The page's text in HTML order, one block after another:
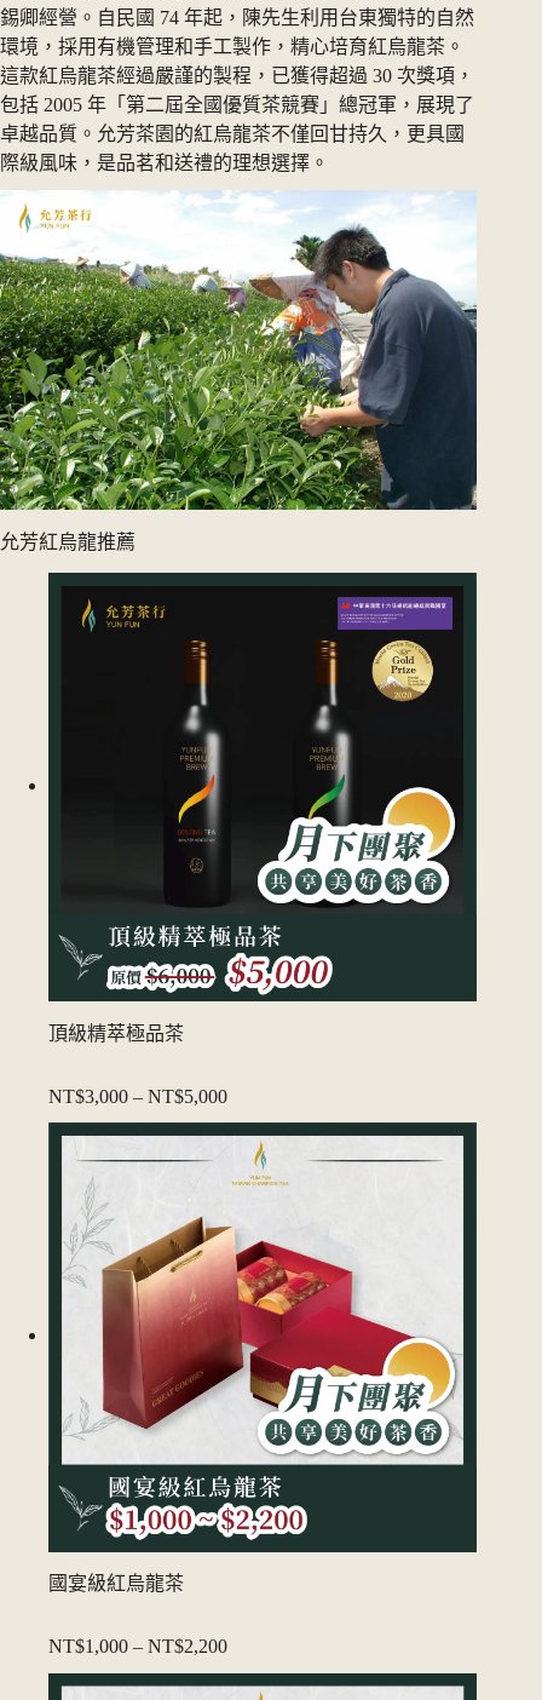
錫卿經營。自民國 74 年起，陳先生利用台東獨特的自然
環境，採用有機管理和手工製作，精心培育紅烏龍茶。
這款紅烏龍茶經過嚴謹的製程，已獲得超過 30 次獎項，
包括 2005 年「第二屆全國優質茶競賽」總冠軍，展現了
卓越品質。允芳茶園的紅烏龍茶不僅回甘持久，更具國
際級風味，是品茗和送禮的理想選擇。
允芳紅烏龍推薦
頂級精萃極品茶
NT$3,000 – NT$5,000
國宴級紅烏龍茶
NT$1,000 – NT$2,200